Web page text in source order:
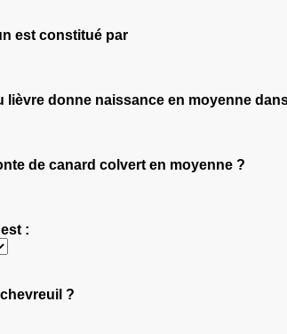
est constitué par
lièvre donne naissance en moyenne
de canard colvert en moyenne ?
:
?